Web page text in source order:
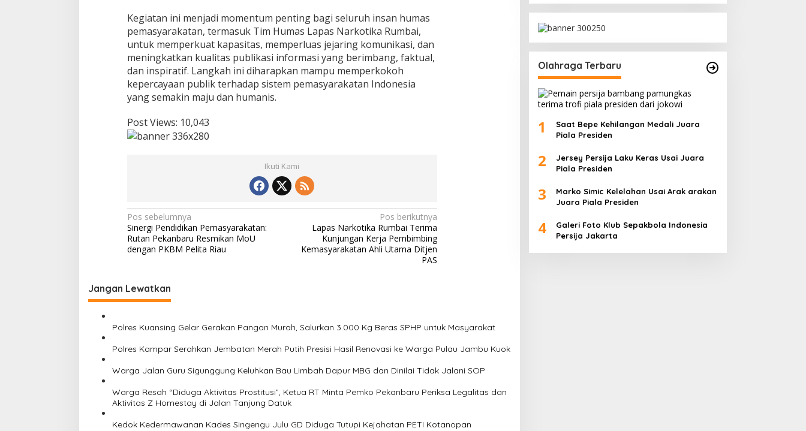
r
a
m
a
D
i
r
e
t
o
d
e
r
a
l
a
a
a
a
n
Kegiatan ini menjadi momentum penting bagi seluruh insan humas
pemasyarakatan, termasuk Tim Humas Lapas Narkotika Rumbai,
untuk memperkuat kapasitas, memperluas jejaring komunikasi, dan
meningkatkan kualitas publikasi informasi yang berimbang, faktual,
dan inspiratif. Langkah ini diharapkan mampu memperkokoh
kepercayaan publik terhadap sistem pemasyarakatan Indonesia
yang semakin maju dan humanis.
Post Views: 10,043
Ikuti Kami
N
a
v
g
a
p
o
s
Pos sebelumnya
Sinergi Pendidikan Pemasyarakatan:
Rutan Pekanbaru Resmikan MoU
dengan PKBM Pelita Riau
Pos berikutnya
Lapas Narkotika Rumbai Terima
Kunjungan Kerja Pembimbing
Kemasyarakatan Ahli Utama Ditjen
PAS
Jangan Lewatkan
Polres Kuansing Gelar Gerakan Pangan Murah, Salurkan 3.000 Kg Beras SPHP untuk Masyarakat
Polres Kampar Serahkan Jembatan Merah Putih Presisi Hasil Renovasi ke Warga Pulau Jambu Kuok
Warga Jalan Guru Sigunggung Keluhkan Bau Limbah Dapur MBG dan Dinilai Tidak Jalani SOP
Warga Resah “Diduga Aktivitas Prostitusi”, Ketua RT Minta Pemko Pekanbaru Periksa Legalitas dan
Aktivitas Z Homestay di Jalan Tanjung Datuk
Kedok Kedermawanan Kades Singengu Julu GD Diduga Tutupi Kejahatan PETI Kotanopan
Olahraga Terbaru
1
Saat Bepe Kehilangan Medali Juara
Piala Presiden
2
Jersey Persija Laku Keras Usai Juara
Piala Presiden
3
Marko Simic Kelelahan Usai Arak arakan
Juara Piala Presiden
4
Galeri Foto Klub Sepakbola Indonesia
Persija Jakarta